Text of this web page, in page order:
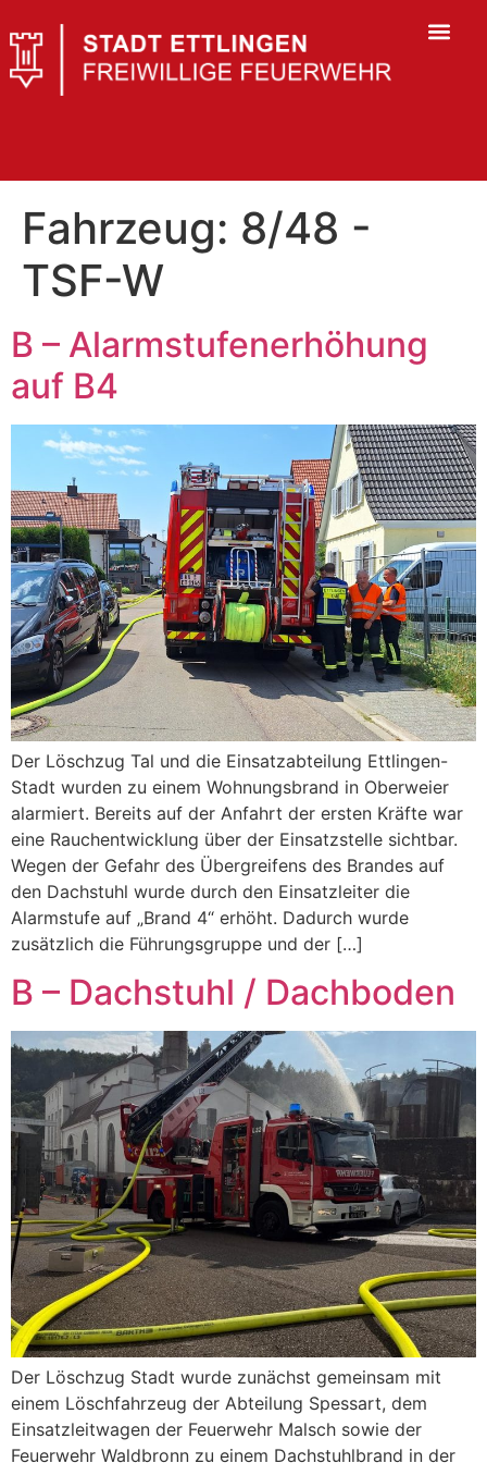
Fahrzeug: 8/48 -
TSF-W
B – Alarmstufenerhöhung
auf B4
Der Löschzug Tal und die Einsatzabteilung Ettlingen-
Stadt wurden zu einem Wohnungsbrand in Oberweier
alarmiert. Bereits auf der Anfahrt der ersten Kräfte war
eine Rauchentwicklung über der Einsatzstelle sichtbar.
Wegen der Gefahr des Übergreifens des Brandes auf
den Dachstuhl wurde durch den Einsatzleiter die
Alarmstufe auf „Brand 4“ erhöht. Dadurch wurde
zusätzlich die Führungsgruppe und der […]
B – Dachstuhl / Dachboden
Der Löschzug Stadt wurde zunächst gemeinsam mit
einem Löschfahrzeug der Abteilung Spessart, dem
Einsatzleitwagen der Feuerwehr Malsch sowie der
Feuerwehr Waldbronn zu einem Dachstuhlbrand in der